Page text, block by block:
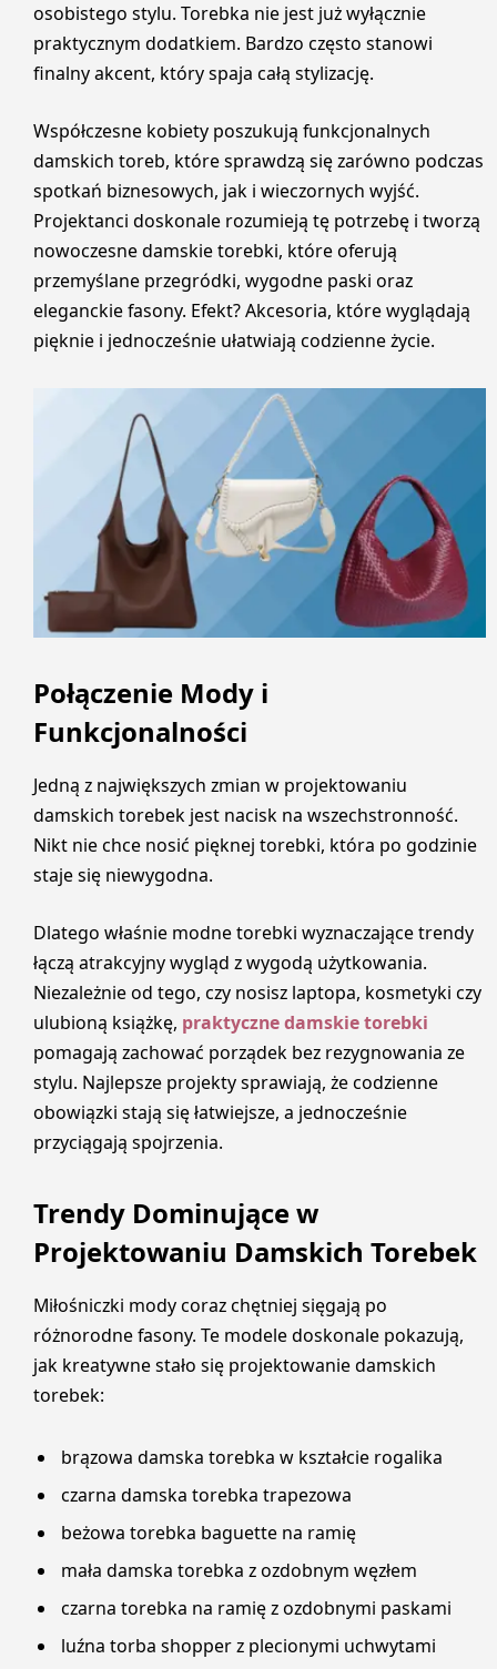
osobistego stylu. Torebka nie jest już wyłącznie
praktycznym dodatkiem. Bardzo często stanowi
finalny akcent, który spaja całą stylizację.
Współczesne kobiety poszukują funkcjonalnych
damskich toreb, które sprawdzą się zarówno podczas
spotkań biznesowych, jak i wieczornych wyjść.
Projektanci doskonale rozumieją tę potrzebę i tworzą
nowoczesne damskie torebki, które oferują
przemyślane przegródki, wygodne paski oraz
eleganckie fasony. Efekt? Akcesoria, które wyglądają
pięknie i jednocześnie ułatwiają codzienne życie.
Połączenie Mody i
Funkcjonalności
Jedną z największych zmian w projektowaniu
damskich torebek jest nacisk na wszechstronność.
Nikt nie chce nosić pięknej torebki, która po godzinie
staje się niewygodna.
Dlatego właśnie modne torebki wyznaczające trendy
łączą atrakcyjny wygląd z wygodą użytkowania.
Niezależnie od tego, czy nosisz laptopa, kosmetyki czy
ulubioną książkę, praktyczne damskie torebki
pomagają zachować porządek bez rezygnowania ze
stylu. Najlepsze projekty sprawiają, że codzienne
obowiązki stają się łatwiejsze, a jednocześnie
przyciągają spojrzenia.
Trendy Dominujące w
Projektowaniu Damskich Torebek
Miłośniczki mody coraz chętniej sięgają po
różnorodne fasony. Te modele doskonale pokazują,
jak kreatywne stało się projektowanie damskich
torebek:
brązowa damska torebka w kształcie rogalika
czarna damska torebka trapezowa
beżowa torebka baguette na ramię
mała damska torebka z ozdobnym węzłem
czarna torebka na ramię z ozdobnymi paskami
luźna torba shopper z plecionymi uchwytami